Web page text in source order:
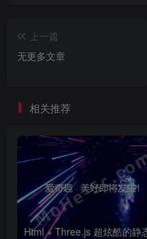
上一篇
无更多文章
相关推荐